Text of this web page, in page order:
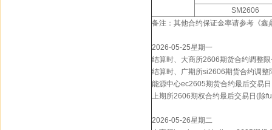
SM2606
备注：其他合约保证金率请参考《鑫
2026-05-25星期一
结算时、大商所2606期货合约调整
结算时、广期所si2606期货合约调整
能源中心ec2605期货合约最后交易日
上期所2606期权合约最后交易日(除
2026-05-26星期二